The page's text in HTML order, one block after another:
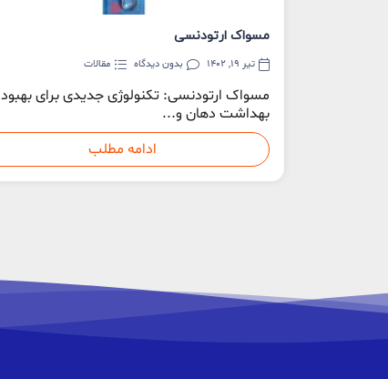
مسواک ارتودنسی
تیر 19, 1402 بدون دیدگاه مقالات
مسواک ارتودنسی: تکنولوژی جدیدی برای بهبود
بهداشت دهان و...
ادامه مطلب